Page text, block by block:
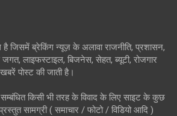
है जिसमें ब्रेकिंग न्यूज़ के अलावा राजनीति, प्रशासन,
लाइफस्टाइल, बिजनेस, सेहत, ब्यूटी, रोजगार
पोस्ट की जाती है।
किसी भी तरह के विवाद के लिए साइट के कुछ
प्रस्तुत सामग्री ( समाचार / फोटो / विडियो आदि )